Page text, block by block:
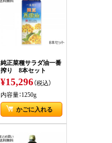
純正菜種サラダ油一番
搾り 8本セット
¥15,296（税込）
内容量：1250g
かごに入れる